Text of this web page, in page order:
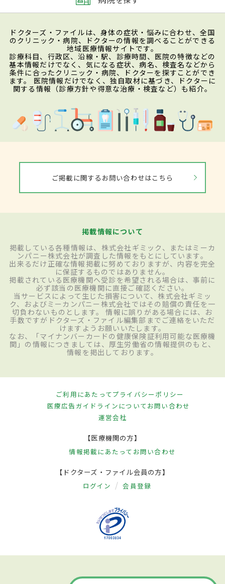
ドクターズ・ファイルは、身体の症状・悩みに合わせ、全国
のクリニック・病院、ドクターの情報を調べることができる
地域医療情報サイトです。
診療科目、行政区、沿線・駅、診療時間、医院の特徴などの
基本情報だけでなく、気になる症状、病名、検査名などから
条件に合ったクリニック・病院、ドクターを探すことができ
ます。 医院情報だけでなく、独自取材に基づき、ドクターに
関する情報（診療方針や得意な治療・検査など）も紹介。
ご掲載に関するお問い合わせはこちら
掲載情報について
掲載している各種情報は、株式会社ギミック、またはミーカ
ンパニー株式会社が調査した情報をもとにしています。
出来るだけ正確な情報掲載に努めておりますが、内容を完全
に保証するものではありません。
掲載されている医療機関へ受診を希望される場合は、事前に
必ず該当の医療機関に直接ご確認ください。
当サービスによって生じた損害について、株式会社ギミッ
ク、およびミーカンパニー株式会社ではその賠償の責任を一
切負わないものとします。 情報に誤りがある場合には、お
手数ですがドクターズ・ファイル編集部までご連絡をいただ
けますようお願いいたします。
なお、「マイナンバーカードの健康保険証利用可能な医療機
関」の情報につきましては、厚生労働省の情報提供のもと、
情報を掲出しております。
ご利用にあたってプライバシーポリシー
医療広告ガイドラインについてお問い合わせ
運営会社
【医療機関の方】
情報掲載にあたって お問い合わせ
【ドクターズ・ファイル会員の方】
ログイン 会員登録